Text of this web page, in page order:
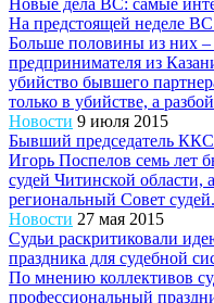
Новые дела ВС: самые
На предстоящей неделе ВС
Больше половины из них
предпринимателя из
убийство бывшего
только в убийстве, а
Новости 9 июля 2015
Бывший председатель
Игорь Поспелов семь лет
судей Читинской области,
региональный Совет судей.
Новости 27 мая 2015
Судьи раскритиковали
праздника для судебной
По мнению коллективов
профессиональный